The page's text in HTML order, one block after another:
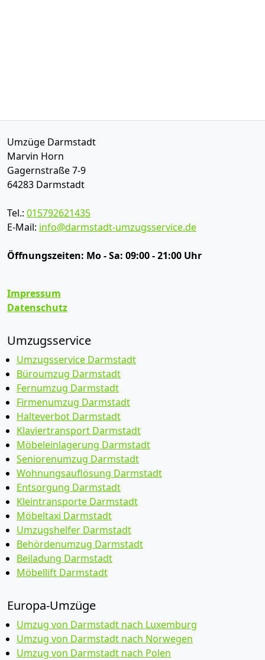
Umzüge Darmstadt
Marvin Horn
Gagernstraße 7-9
64283 Darmstadt
Tel.: 015792621435
E-Mail: info@darmstadt-umzugsservice.de
Öffnungszeiten: Mo - Sa: 09:00 - 21:00 Uhr
Impressum
Datenschutz
Umzugsservice
Umzugsservice Darmstadt
Büroumzug Darmstadt
Fernumzug Darmstadt
Firmenumzug Darmstadt
Halteverbot Darmstadt
Klaviertransport Darmstadt
Möbeleinlagerung Darmstadt
Seniorenumzug Darmstadt
Wohnungsauflösung Darmstadt
Entsorgung Darmstadt
Kleintransporte Darmstadt
Möbeltaxi Darmstadt
Umzugshelfer Darmstadt
Behördenumzug Darmstadt
Beiladung Darmstadt
Möbellift Darmstadt
Europa-Umzüge
Umzug von Darmstadt nach Luxemburg
Umzug von Darmstadt nach Norwegen
Umzug von Darmstadt nach Polen